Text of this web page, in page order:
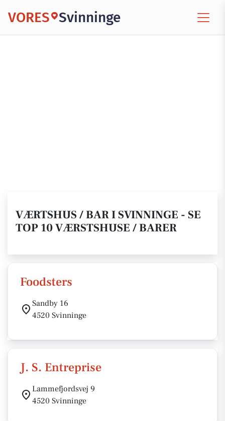
VORES Svinninge
VÆRTSHUS / BAR I SVINNINGE - SE
TOP 10 VÆRSTSHUSE / BARER
Foodsters
Sandby 16
4520 Svinninge
J. S. Entreprise
Lammefjordsvej 9
4520 Svinninge